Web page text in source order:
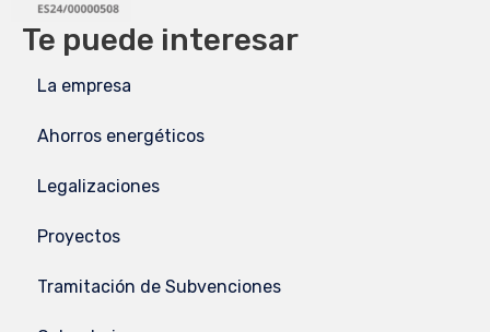
Te puede interesar
La empresa
Ahorros energéticos
Legalizaciones
Proyectos
Tramitación de Subvenciones